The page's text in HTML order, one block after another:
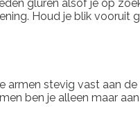
gluren alsof je op
Houd je blik vooruit
armen stevig vast aan
ben je alleen maar